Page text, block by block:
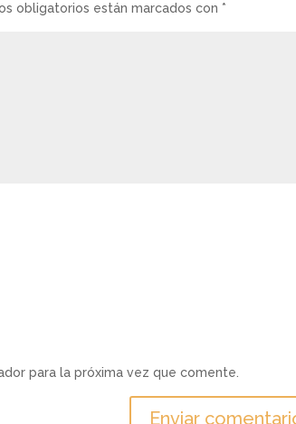
obligatorios están marcados con *
para la próxima vez que comente.